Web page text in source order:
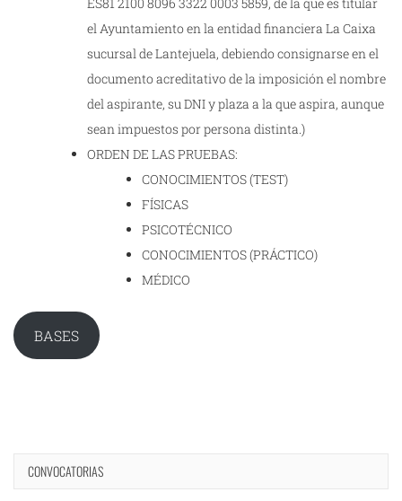
el Ayuntamiento en la entidad financiera La Caixa
sucursal de Lantejuela, debiendo consignarse en el
documento acreditativo de la imposición el nombre
del aspirante, su DNI y plaza a la que aspira, aunque
sean impuestos por persona distinta.)
ORDEN DE LAS PRUEBAS:
CONOCIMIENTOS (TEST)
FÍSICAS
PSICOTÉCNICO
CONOCIMIENTOS (PRÁCTICO)
MÉDICO
BASES
CONVOCATORIAS